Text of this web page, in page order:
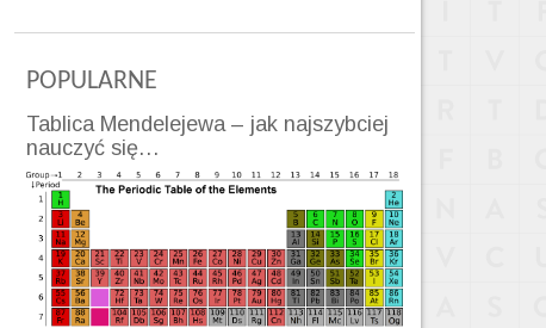
POPULARNE
Tablica Mendelejewa – jak najszybciej
nauczyć się…